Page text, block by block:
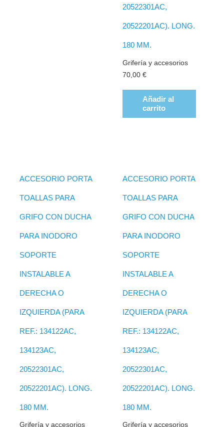
20522301AC,
20522201AC). LONG.
180 MM.
Grifería y accesorios
70,00 €
Añadir al
carrito
ACCESORIO PORTA
TOALLAS PARA
GRIFO CON DUCHA
PARA INODORO
SOPORTE
INSTALABLE A
DERECHA O
IZQUIERDA (PARA
REF.: 134122AC,
134123AC,
20522301AC,
20522201AC). LONG.
180 MM.
Grifería y accesorios
ACCESORIO PORTA
TOALLAS PARA
GRIFO CON DUCHA
PARA INODORO
SOPORTE
INSTALABLE A
DERECHA O
IZQUIERDA (PARA
REF.: 134122AC,
134123AC,
20522301AC,
20522201AC). LONG.
180 MM.
Grifería y accesorios